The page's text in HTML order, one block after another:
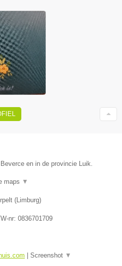
en in de provincie Luik.
maps ▼
(Limburg)
nr: 0836701709
Screenshot ▼